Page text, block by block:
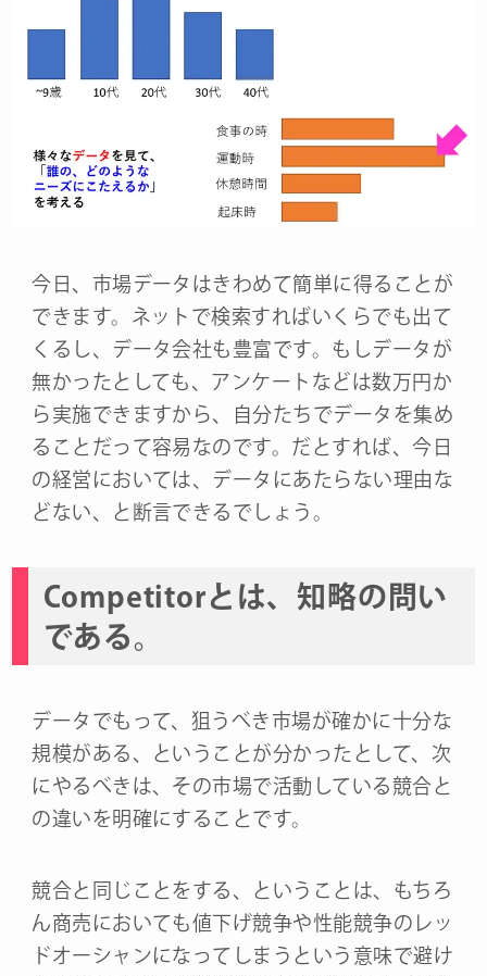
今日、市場データはきわめて簡単に得ることが
できます。ネットで検索すればいくらでも出て
くるし、データ会社も豊富です。もしデータが
無かったとしても、アンケートなどは数万円か
ら実施できますから、自分たちでデータを集め
ることだって容易なのです。だとすれば、今日
の経営においては、データにあたらない理由な
どない、と断言できるでしょう。
Competitorとは、知略の問い
である。
データでもって、狙うべき市場が確かに十分な
規模がある、ということが分かったとして、次
にやるべきは、その市場で活動している競合と
の違いを明確にすることです。
競合と同じことをする、ということは、もちろ
ん商売においても値下げ競争や性能競争のレッ
ドオーシャンになってしまうという意味で避け